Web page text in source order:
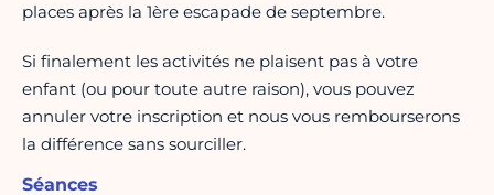
places après la 1ère escapade de septembre.
Si finalement les activités ne plaisent pas à votre
enfant (ou pour toute autre raison), vous pouvez
annuler votre inscription et nous vous rembourserons
la différence sans sourciller.
Séances